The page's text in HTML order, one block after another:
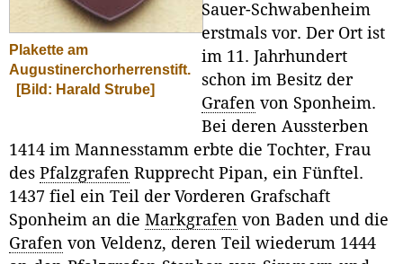
Plakette am
Augustinerchorherrenstift.
[Bild: Harald Strube]
Sauer-Schwabenheim
erstmals vor. Der Ort ist
im 11. Jahrhundert
schon im Besitz der
Grafen von Sponheim.
Bei deren Aussterben
1414 im Mannesstamm erbte die Tochter, Frau
des Pfalzgrafen Rupprecht Pipan, ein Fünftel.
1437 fiel ein Teil der Vorderen Grafschaft
Sponheim an die Markgrafen von Baden und die
Grafen von Veldenz, deren Teil wiederum 1444